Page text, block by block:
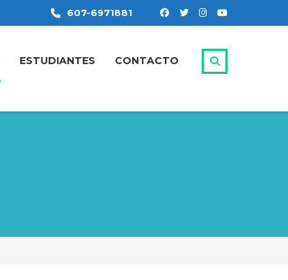
607-6971881
ESTUDIANTES CONTACTO